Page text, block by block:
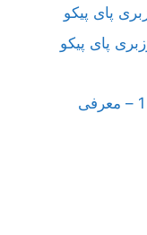
آموزش هولتک HOLTEK جلسه 1 – معرفی